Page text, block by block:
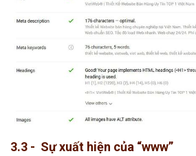
3.3 - Sự xuất hiện của “www”